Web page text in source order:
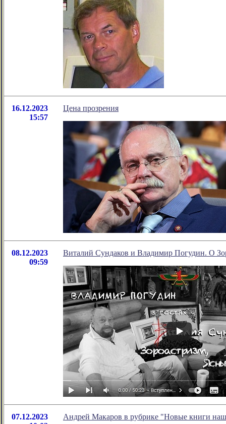
16.12.2023
15:57
Цена прозрения
08.12.2023
09:59
Виталий Сундаков и Владимир Погудин. О
07.12.2023
Андрей Макаров в рубрике "Новые книги